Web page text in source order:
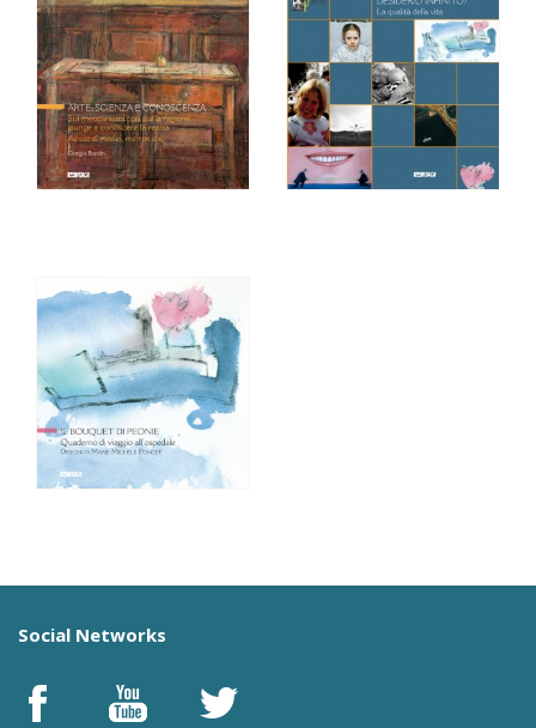
Social Networks